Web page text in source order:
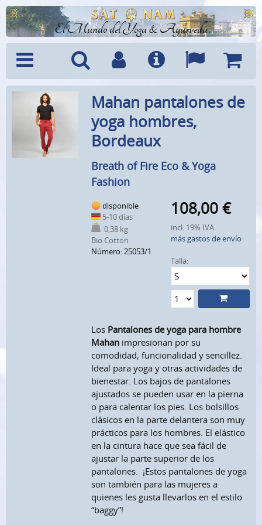
El Mundo del Yoga & Ayurveda
Menú Búsquedad
Cuenta Info IdiomasCesta
Mahan pantalones de
yoga hombres,
Bordeaux
Breath of Fire Eco & Yoga
Fashion
disponible
5-10 días
0,38 kg
Bio Cotton
Número: 25053/1
108,00 €
incl. 19% IVA
más gastos de envío
Talla:
Los Pantalones de yoga para hombre
Mahan impresionan por su
comodidad, funcionalidad y sencillez.
Ideal para yoga y otras actividades de
bienestar. Los bajos de pantalones
ajustados se pueden usar en la pierna
o para calentar los pies. Los bolsillos
clásicos en la parte delantera son muy
prácticos para los hombres. El elástico
en la cintura hace que sea fácil de
ajustar la parte superior de los
pantalones. ¡Estos pantalones de yoga
son también para las mujeres a
quienes les gusta llevarlos en el estilo
“baggy”!